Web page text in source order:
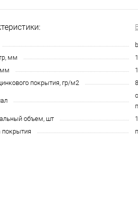
мм
мм
покрытия, гр/м2
объем, шт
1
покрытия